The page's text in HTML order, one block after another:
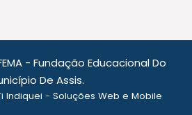
- Fundação Educacional Do
De Assis.
Indiquei - Soluções Web e Mobile